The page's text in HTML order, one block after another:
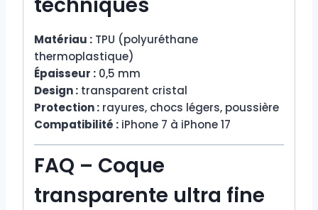
techniques
Matériau : TPU (polyuréthane
thermoplastique)
Épaisseur : 0,5 mm
Design : transparent cristal
Protection : rayures, chocs légers, poussière
Compatibilité : iPhone 7 à iPhone 17
FAQ – Coque
transparente ultra fine